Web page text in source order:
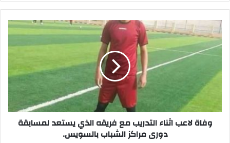
وفاة
لاعب
اثناء
التدريب
مع
فريقه
يستعد
لمسابقة
دورى
مراكز
وفاة لاعب اثناء التدريب مع فريقه الذي يستعد لمسابقة
دورى مراكز الشباب بالسويس.